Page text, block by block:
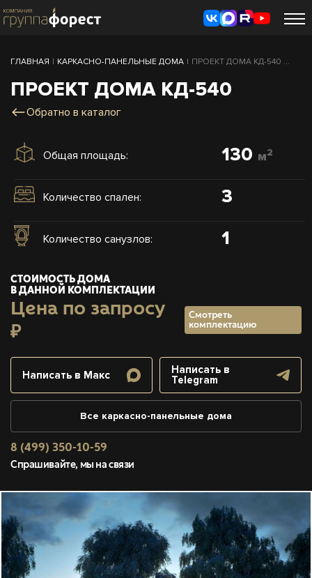
ГЛАВНАЯ | КАРКАСНО-ПАНЕЛЬНЫЕ ДОМА | ПРОЕКТ ДОМА КД-540 ...
ПРОЕКТ ДОМА КД-540
Обратно в каталог
Общая площадь: 130 м2
Количество спален: 3
Количество санузлов: 1
СТОИМОСТЬ ДОМА
В ДАННОЙ КОМПЛЕКТАЦИИ
Цена по запросу
₽
Смотреть
комплектацию
Написать в Макс
Написать в
Telegram
Все каркасно-панельные дома
8 (499) 350-10-59
Спрашивайте, мы на связи